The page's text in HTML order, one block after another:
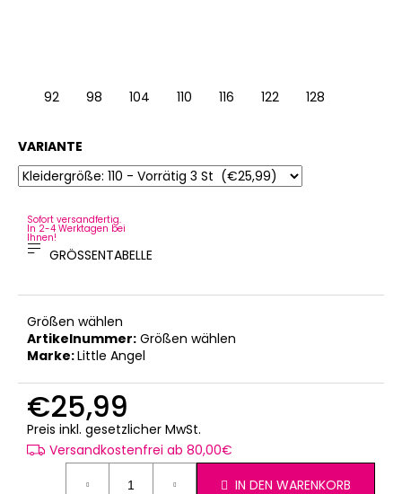
92 98 104 110 116 122 128
VARIANTE
Sofort versandfertig.
In 2-4 Werktagen bei
Ihnen!
GRÖSSENTABELLE
Größen wählen
Artikelnummer: Größen wählen
Marke:Little Angel
€25,99
Preis inkl. gesetzlicher MwSt.
Versandkostenfrei ab 80,00€
IN DEN WARENKORB